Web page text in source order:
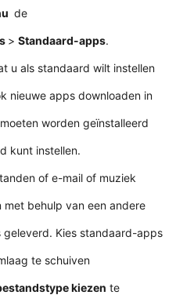
de
> Standaard-apps.
u als standaard wilt instellen
nieuwe apps downloaden in
worden geïnstalleerd
kunt instellen.
of e-mail of muziek
behulp van een andere
Kies standaard-apps
te schuiven
kiezen te